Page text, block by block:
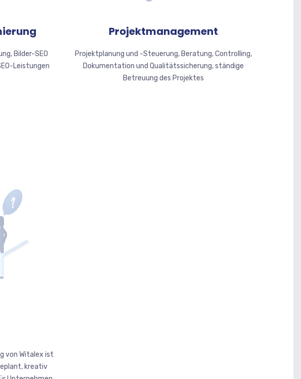
Bilder-SEO
Leistungen
Projektmanagement
Projektplanung und -Steuerung, Beratung, Controlling,
Dokumentation und Qualitätssicherung, ständige
Betreuung des Projektes
von Witalex ist
kreativ